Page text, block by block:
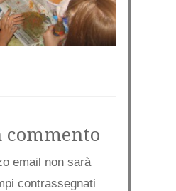
commento
email non sarà
contrassegnati